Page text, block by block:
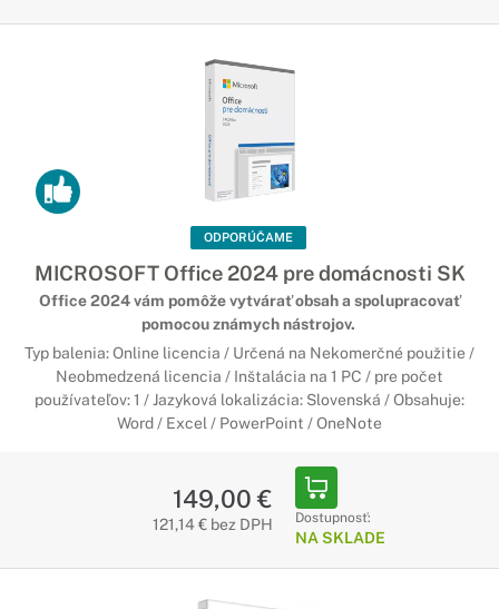
ODPORÚČAME
MICROSOFT Office 2024 pre domácnosti SK
Office 2024 vám pomôže vytvárať obsah a spolupracovať
pomocou známych nástrojov.
Typ balenia: Online licencia / Určená na Nekomerčné použitie /
Neobmedzená licencia / Inštalácia na 1 PC / pre počet
používateľov: 1 / Jazyková lokalizácia: Slovenská / Obsahuje:
Word / Excel / PowerPoint / OneNote
149,00 €
121,14 € bez DPH Dostupnosť:
NA SKLADE